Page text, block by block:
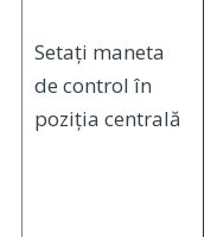
Setați maneta
de control în
poziția centrală